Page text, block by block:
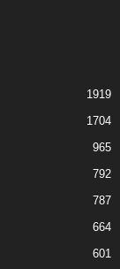
1919
1704
965
792
787
664
601